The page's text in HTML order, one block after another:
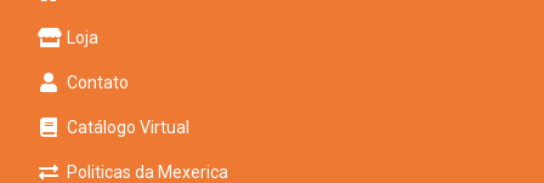
Loja
Contato
Catálogo Virtual
Politicas da Mexerica